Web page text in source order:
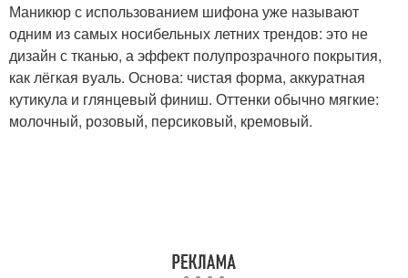
Маникюр с использованием шифона уже называют
одним из самых носибельных летних трендов: это не
дизайн с тканью, а эффект полупрозрачного покрытия,
как лёгкая вуаль. Основа: чистая форма, аккуратная
кутикула и глянцевый финиш. Оттенки обычно мягкие:
молочный, розовый, персиковый, кремовый.